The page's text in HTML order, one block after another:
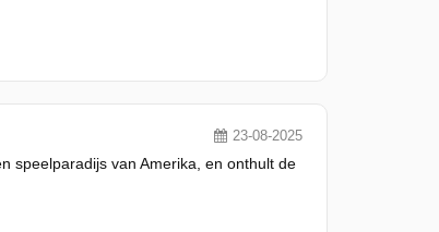
23-08-2025
speelparadijs van Amerika, en onthult de